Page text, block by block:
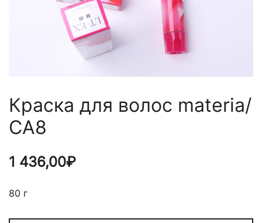
Краска для волос materia/
CA8
1 436,00₽
80 г